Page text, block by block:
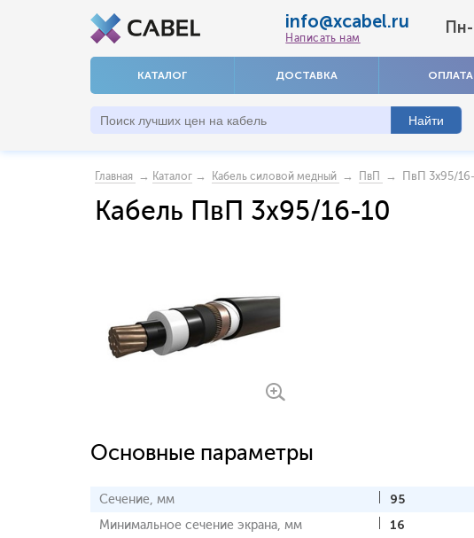
info@xcabel.ru
Написать нам
КАТАЛОГ ДОСТАВКА ОПЛАТА
Главная → Каталог → Кабель силовой медный → ПвП → ПвП 3x95/
Кабель ПвП 3x95/16-10
Основные параметры
Сечение, мм
95
Минимальное сечение экрана, мм
16